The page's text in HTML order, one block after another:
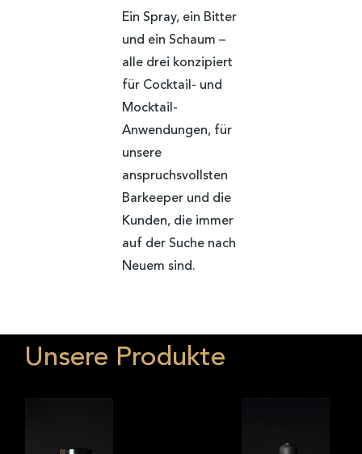
Ein Spray, ein Bitter
und ein Schaum –
alle drei konzipiert
für Cocktail- und
Mocktail-
Anwendungen, für
unsere
anspruchsvollsten
Barkeeper und die
Kunden, die immer
auf der Suche nach
Neuem sind.
Unsere Produkte